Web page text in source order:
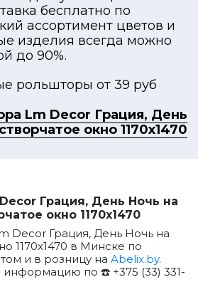
бесплатно по
ассортимент цветов и
изделия всегда можно
до 90%.
рольшторы от 39 руб
Lm Decor Грация, День
окно 1170x1470
Грация, День Ночь на
окно 1170x1470
Decor Грация, День Ночь на
1170x1470 в Минске по
и в розницу на Abelix.by.
информацию по ☎️ +375 (33) 331-